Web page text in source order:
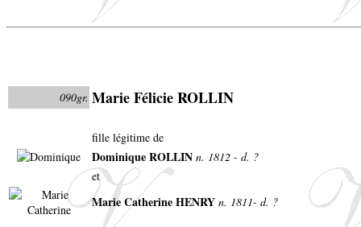
090gr. Marie Félicie ROLLIN
fille légitime de
Dominique ROLLIN n. 1812 - d. ?
et
Marie Catherine HENRY n. 1811- d. ?